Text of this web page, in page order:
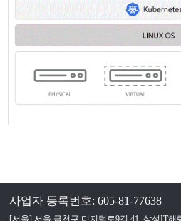
사업자 등록번호: 605-81-77638
[서울] 서울 금천구 디지털로9길 41, 삼성IT해